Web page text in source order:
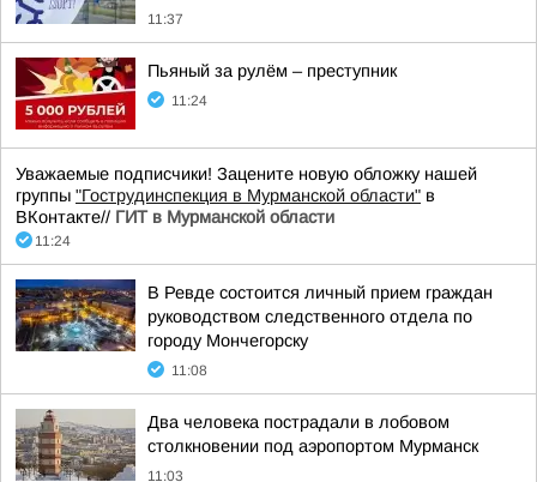
11:37
Пьяный за рулём – преступник
11:24
Уважаемые подписчики! Зацените новую обложку нашей
группы "Гострудинспекция в Мурманской области" в
ВКонтакте// ГИТ в Мурманской области
11:24
В Ревде состоится личный прием граждан
руководством следственного отдела по
городу Мончегорску
11:08
Два человека пострадали в лобовом
столкновении под аэропортом Мурманск
11:03